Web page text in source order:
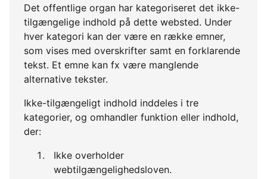
Det offentlige organ har kategoriseret det ikke-
tilgængelige indhold på dette websted. Under
hver kategori kan der være en række emner,
som vises med overskrifter samt en forklarende
tekst. Et emne kan fx være manglende
alternative tekster.
Ikke-tilgængeligt indhold inddeles i tre
kategorier, og omhandler funktion eller indhold,
der:
Ikke overholder
webtilgængelighedsloven.